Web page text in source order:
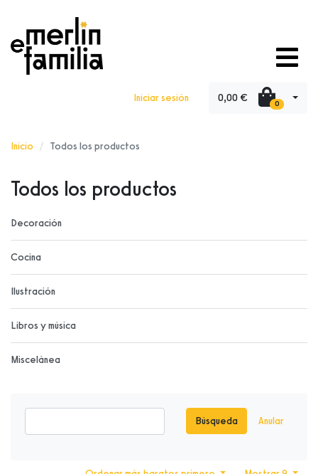
Iniciar sesión 0,00 € 0
Inicio Todos los productos
Todos los productos
Decoración
Cocina
Ilustración
Libros y música
Miscelánea
Búsqueda Anular